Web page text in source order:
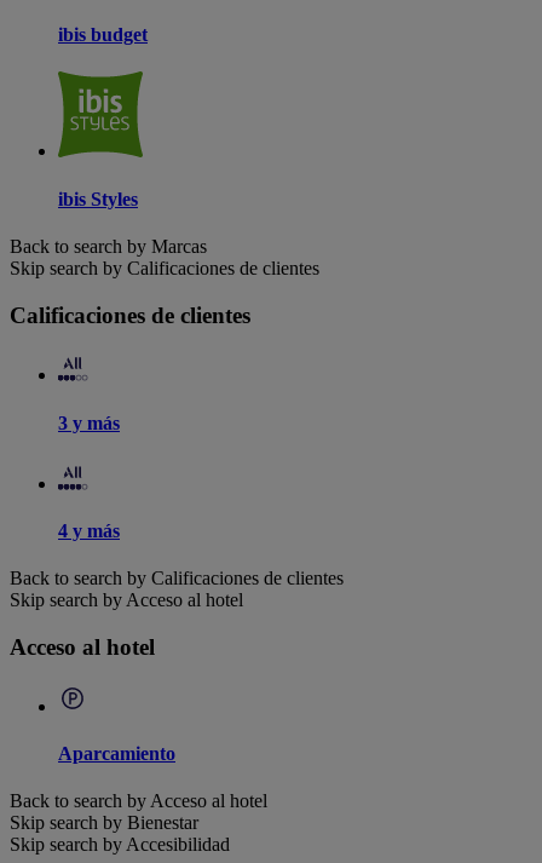
ibis budget
ibis Styles
Back to search by Marcas
Skip search by Calificaciones de clientes
Calificaciones de clientes
3 y más
4 y más
Back to search by Calificaciones de clientes
Skip search by Acceso al hotel
Acceso al hotel
Aparcamiento
Back to search by Acceso al hotel
Skip search by Bienestar
Skip search by Accesibilidad